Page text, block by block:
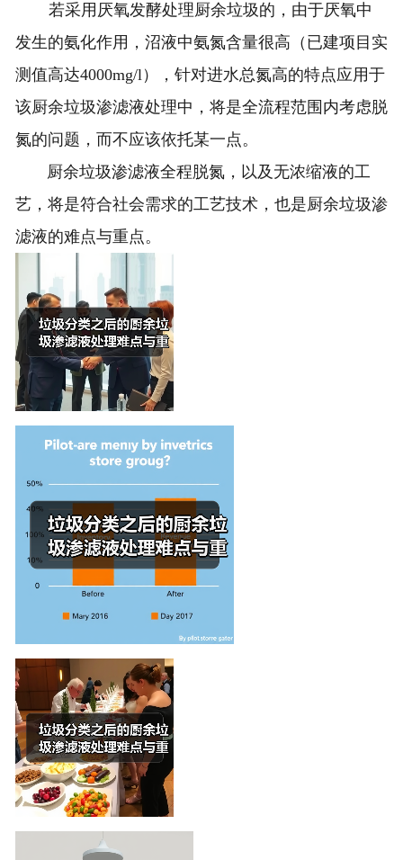
若采用厌氧发酵处理厨余垃圾的，由于厌氧中
发生的氨化作用，沼液中氨氮含量很高（已建项目实
测值高达4000mg/l），针对进水总氮高的特点应用于
该厨余垃圾渗滤液处理中，将是全流程范围内考虑脱
氮的问题，而不应该依托某一点。
厨余垃圾渗滤液全程脱氮，以及无浓缩液的工
艺，将是符合社会需求的工艺技术，也是厨余垃圾渗
滤液的难点与重点。